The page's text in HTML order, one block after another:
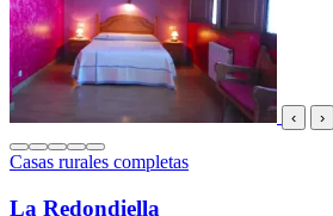
‹ ›
Casas rurales completas
La Redondiella